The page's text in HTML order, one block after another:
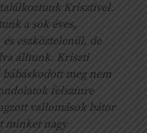
Krisztivel.
a sok éves,
eszköztelenül, de
álltunk. Kriszti
meg nem
felszínre
vallomások bátor
minket nagy